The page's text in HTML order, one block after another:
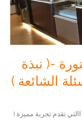
-( نبذة
الشائعة )
تقدم تجربة مميزة (